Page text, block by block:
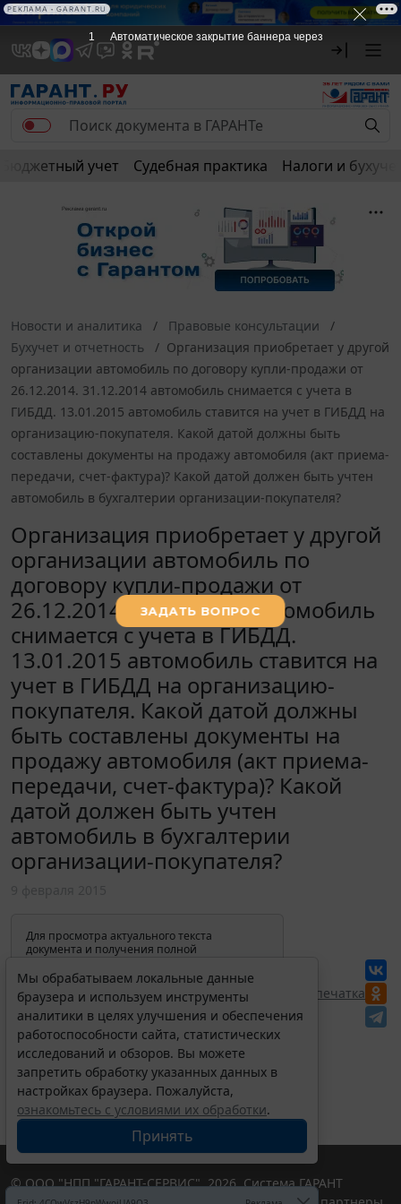
Бюджетный учет Судебная практика Налоги и
Новости и аналитика
Правовые консультации
Бухучет и отчетность
Организация приобретает у другой
организации автомобиль по договору купли-продажи от
26.12.2014. 31.12.2014 автомобиль снимается с учета в
ГИБДД. 13.01.2015 автомобиль ставится на учет в ГИБДД на
организацию-покупателя. Какой датой должны быть
составлены документы на продажу автомобиля (акт приема-
передачи, счет-фактура)? Какой датой должен быть учтен
автомобиль в бухгалтерии организации-покупателя?
Организация приобретает у другой
организации автомобиль по
договору купли-продажи от
26.12.2014. 31.12.2014 автомобиль
снимается с учета в ГИБДД.
13.01.2015 автомобиль ставится на
учет в ГИБДД на организацию-
покупателя. Какой датой должны
быть составлены документы на
продажу автомобиля (акт приема-
передачи, счет-фактура)? Какой
датой должен быть учтен
автомобиль в бухгалтерии
организации-покупателя?
Для просмотра актуального текста
документа и получения полной
изменениях и порядке применения
документа, воспользуйтесь поиском в
Интернет-версии системы ГАРАНТ:
Перепечатка
Мы обрабатываем локальные данные
браузера и используем инструменты
аналитики в целях улучшения и обеспечения
работоспособности сайта, статистических
исследований и обзоров. Вы можете
запретить обработку указанных данных в
настройках браузера. Пожалуйста,
ознакомьтесь с условиями их обработки.
Принять
© ООО "НПП "ГАРАНТ-СЕРВИС", 2026. Система ГАРАНТ
1 Автоматическое закрытие баннера через
РЕКЛАМА • GARANT.RU